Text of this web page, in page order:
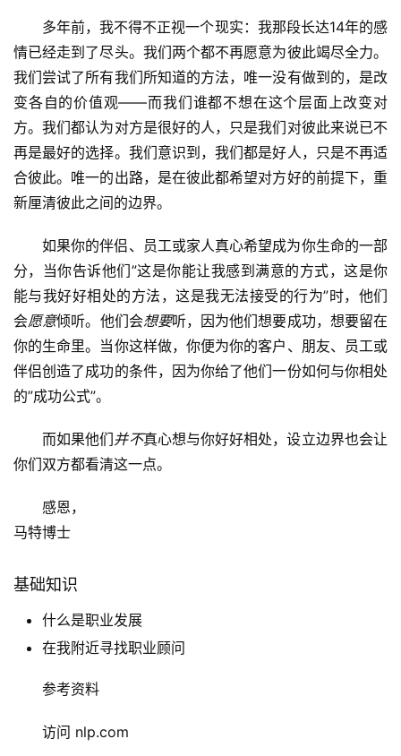
多年前，我不得不正视一个现实：我那段长达14年的感
情已经走到了尽头。我们两个都不再愿意为彼此竭尽全力。
我们尝试了所有我们所知道的方法，唯一没有做到的，是改
变各自的价值观——而我们谁都不想在这个层面上改变对
方。我们都认为对方是很好的人，只是我们对彼此来说已不
再是最好的选择。我们意识到，我们都是好人，只是不再适
合彼此。唯一的出路，是在彼此都希望对方好的前提下，重
新厘清彼此之间的边界。
如果你的伴侣、员工或家人真心希望成为你生命的一部
分，当你告诉他们”这是你能让我感到满意的方式，这是你
能与我好好相处的方法，这是我无法接受的行为”时，他们
会愿意倾听。他们会想要听，因为他们想要成功，想要留在
你的生命里。当你这样做，你便为你的客户、朋友、员工或
伴侣创造了成功的条件，因为你给了他们一份如何与你相处
的”成功公式”。
而如果他们 并不真心想与你好好相处，设立边界也会让
你们双方都看清这一点。
感恩，
马特博士
基础知识
什么是职业发展
在我附近寻找职业顾问
参考资料
访问 nlp.com